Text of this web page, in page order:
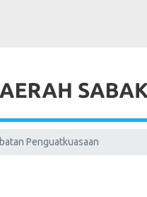
Penguatkuasaan